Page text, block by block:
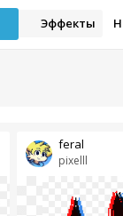
Эффекты
pixelll
feral